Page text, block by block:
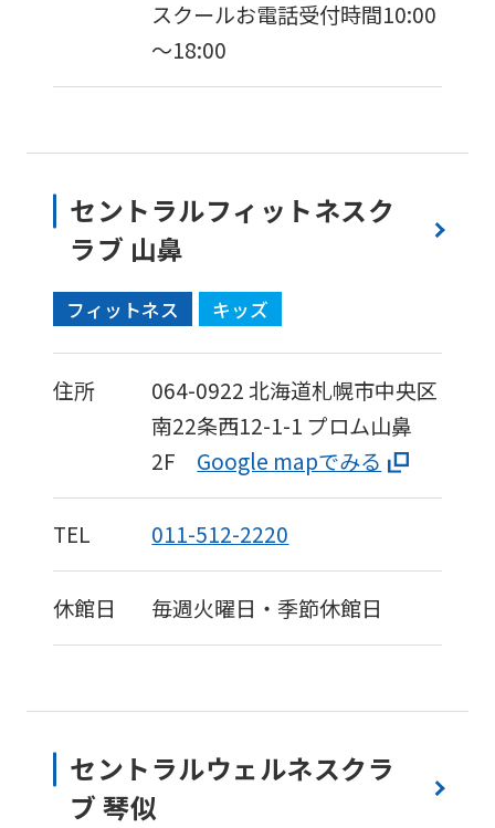
スクールお電話受付時間10:00
～18:00
セントラルフィットネスク
ラブ 山鼻
フィットネス キッズ
住所 064-0922北海道札幌市中央区
南22条西12-1-1 プロム山鼻
2F
Google mapでみる
TEL 011-512-2220
休館日 毎週火曜日・季節休館日
セントラルウェルネスクラ
ブ 琴似